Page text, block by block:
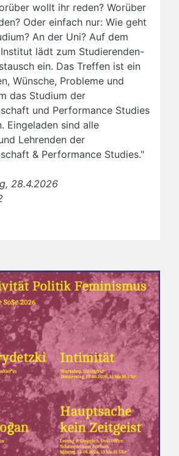
wollt ihr reden? Worüber
Oder einfach nur: Wie geht
An der Uni? Auf dem
lädt zum Studierenden-
ein. Das Treffen ist ein
Wünsche, Probleme und
das Studium der
und Performance Studies
Eingeladen sind alle
Lehrenden der
& Performance Studies."
28.4.2026